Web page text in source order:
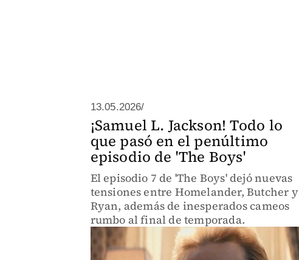
13.05.2026/
¡Samuel L. Jackson! Todo lo
que pasó en el penúltimo
episodio de 'The Boys'
El episodio 7 de 'The Boys' dejó nuevas
tensiones entre Homelander, Butcher y
Ryan, además de inesperados cameos
rumbo al final de temporada.